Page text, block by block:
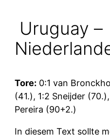
Uruguay –
Tore: 0:1 van
(41.), 1:2 Sneijder
Pereira (90+2.)
In diesem Text sollte